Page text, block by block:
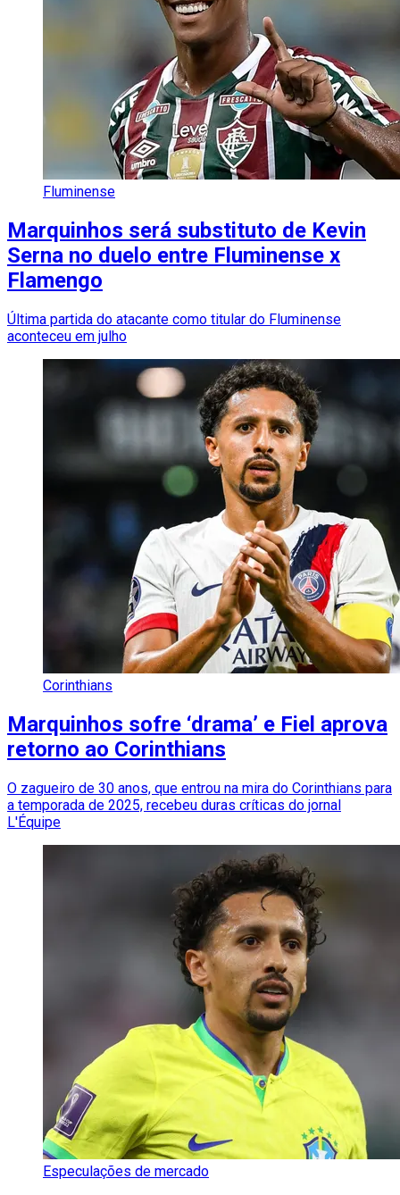
Fluminense
Marquinhos será substituto de Kevin
Serna no duelo entre Fluminense x
Flamengo
Última partida do atacante como titular do Fluminense
aconteceu em julho
Corinthians
Marquinhos sofre ‘drama’ e Fiel aprova
retorno ao Corinthians
O zagueiro de 30 anos, que entrou na mira do Corinthians para
a temporada de 2025, recebeu duras críticas do jornal
L'Équipe
Especulações de mercado